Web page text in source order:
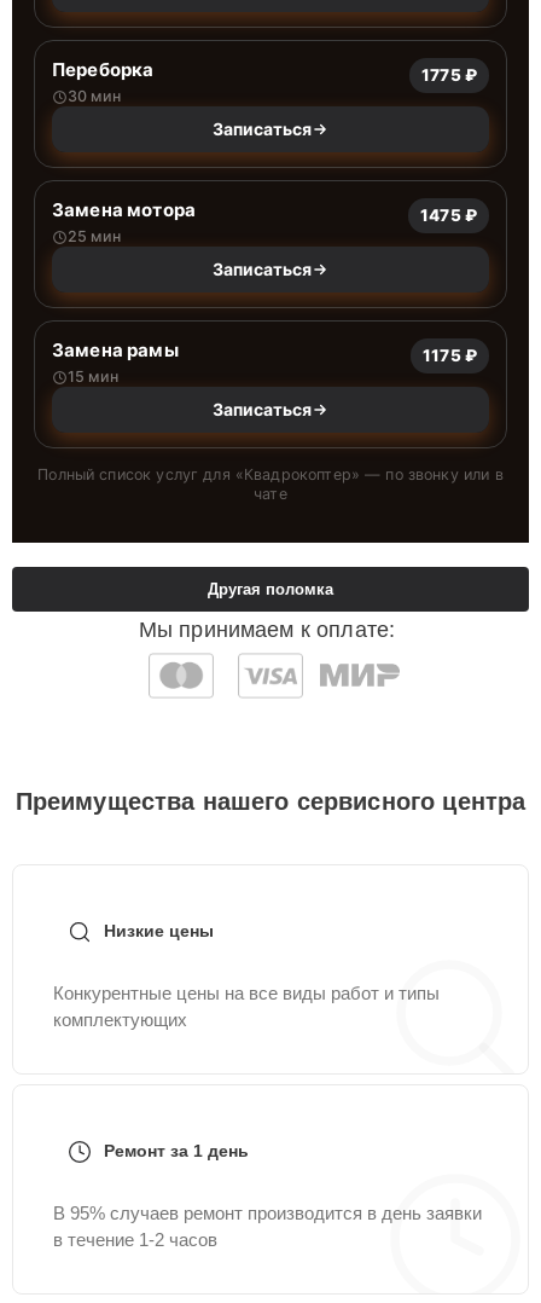
Переборка
30 мин
1775 ₽
Записаться
Замена мотора
25 мин
1475 ₽
Записаться
Замена рамы
15 мин
1175 ₽
Записаться
Полный список услуг для «Квадрокоптер» — по звонку или в
чате
Мы принимаем к оплате:
Другая поломка
Преимущества нашего сервисного центра
Низкие цены
Конкурентные цены на все виды работ и типы
комплектующих
Ремонт за 1 день
В 95% случаев ремонт производится в день заявки
в течение 1-2 часов